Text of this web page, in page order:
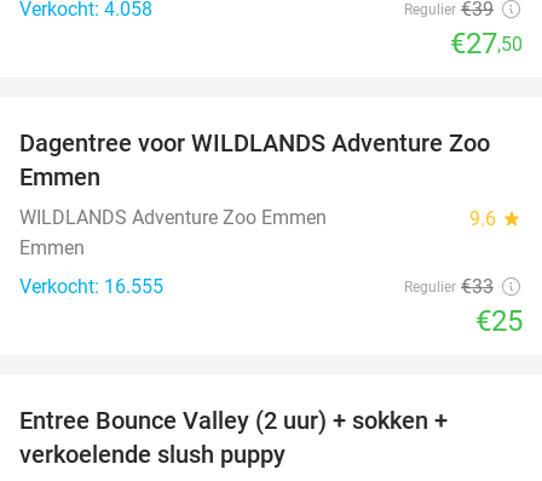
Verkocht: 4.058 Regulier €39
€27,50
24%
Dagentree voor WILDLANDS Adventure Zoo
Emmen
WILDLANDS Adventure Zoo Emmen 9.6 star
Emmen
Verkocht: 16.555
Regulier €33
€25
Entree Bounce Valley (2 uur) + sokken +
verkoelende slush puppy